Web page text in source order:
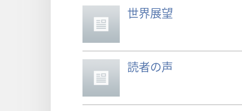
世界展望
読者の声